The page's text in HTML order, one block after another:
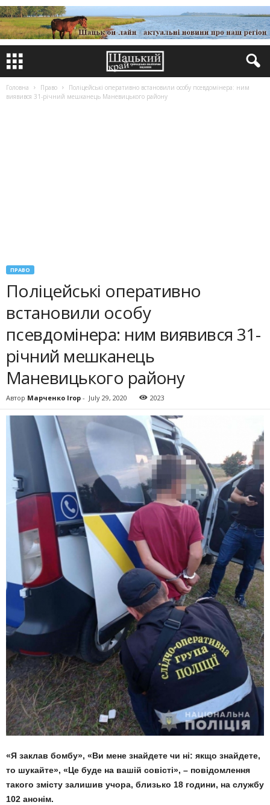
Головна Право
Поліцейські оперативно встановили особу псевдомінера: ним
виявився 31-річний мешканець Маневицького району
ПРАВО
Поліцейські оперативно
встановили особу
псевдомінера: ним виявився 31-
річний мешканець
Маневицького району
Автор Марченко Ігор - July 29, 2020 2023
«Я заклав бомбу», «Ви мене знайдете чи ні: якщо знайдете,
то шукайте», «Це буде на вашій совісті», – повідомлення
такого змісту залишив учора, близько 18 години, на службу
102 анонім.